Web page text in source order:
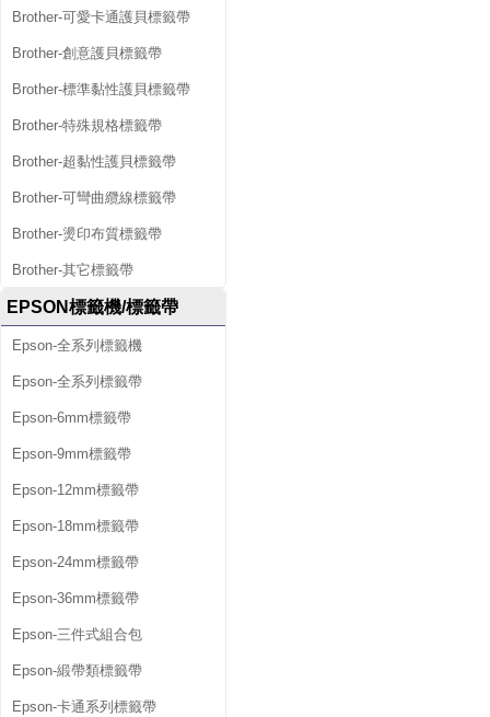
Brother-可愛卡通護貝標籤帶
Brother-創意護貝標籤帶
Brother-標準黏性護貝標籤帶
Brother-特殊規格標籤帶
Brother-超黏性護貝標籤帶
Brother-可彎曲纜線標籤帶
Brother-燙印布質標籤帶
Brother-其它標籤帶
EPSON標籤機/標籤帶
Epson-全系列標籤機
Epson-全系列標籤帶
Epson-6mm標籤帶
Epson-9mm標籤帶
Epson-12mm標籤帶
Epson-18mm標籤帶
Epson-24mm標籤帶
Epson-36mm標籤帶
Epson-三件式組合包
Epson-緞帶類標籤帶
Epson-卡通系列標籤帶